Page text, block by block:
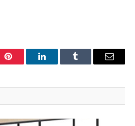
Pinterest LinkedInTumblr Email